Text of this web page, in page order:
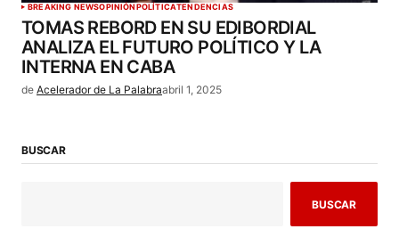
BREAKING NEWSOPINIÓNPOLÍTICATENDENCIAS
TOMAS REBORD EN SU EDIBORDIAL
ANALIZA EL FUTURO POLÍTICO Y LA
INTERNA EN CABA
de Acelerador de La Palabraabril 1, 2025
BUSCAR
BUSCAR